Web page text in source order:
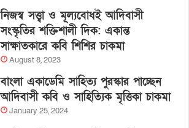
নিজস্ব সত্ত্বা ও মূল্যবোধই আদিবাসী
সংস্কৃতির শক্তিশালী দিক: একান্ত
সাক্ষাতকারে কবি শিশির চাকমা
August 8, 2023
বাংলা একাডেমি সাহিত্য পুরস্কার পাচ্ছেন
আদিবাসী কবি ও সাহিত্যিক মৃত্তিকা চাকমা
January 25, 2024